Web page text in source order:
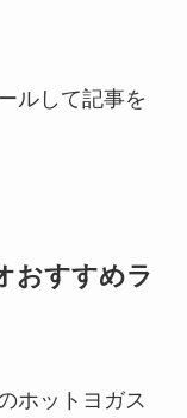
ルして記事を
おすすめラ
ホットヨガス